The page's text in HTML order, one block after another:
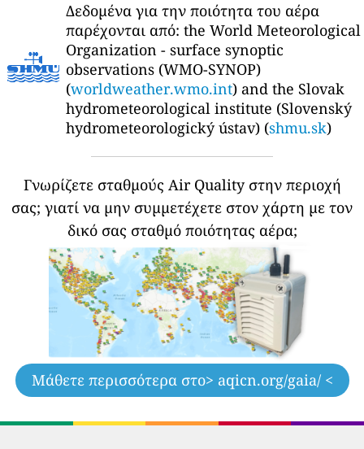
Δεδομένα για την ποιότητα του αέρα
παρέχονται από: the World Meteorological
Organization - surface synoptic
observations (WMO-SYNOP)
(worldweather.wmo.int) and the Slovak
hydrometeorological institute (Slovenský
hydrometeorologický ústav) (shmu.sk)
Γνωρίζετε σταθμούς Air Quality στην περιοχή
σας; γιατί να μην συμμετέχετε στον χάρτη με τον
δικό σας σταθμό ποιότητας αέρα;
Μάθετε περισσότερα στο> aqicn.org/gaia/ <